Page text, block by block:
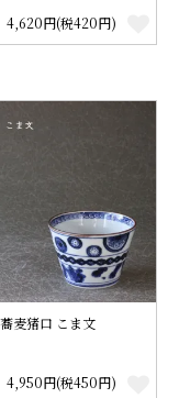
4,620円(税420円)
麦猪口 こま文
4,950円(税450円)